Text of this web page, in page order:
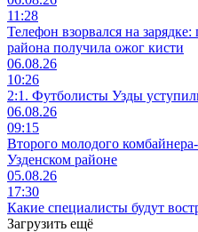
11:28
Телефон взорвался на
района получила ожог кисти
06.08.26
10:26
2:1. Футболисты Узды
06.08.26
09:15
Второго молодого
Узденском районе
05.08.26
17:30
Какие специалисты будут
Загрузить ещё